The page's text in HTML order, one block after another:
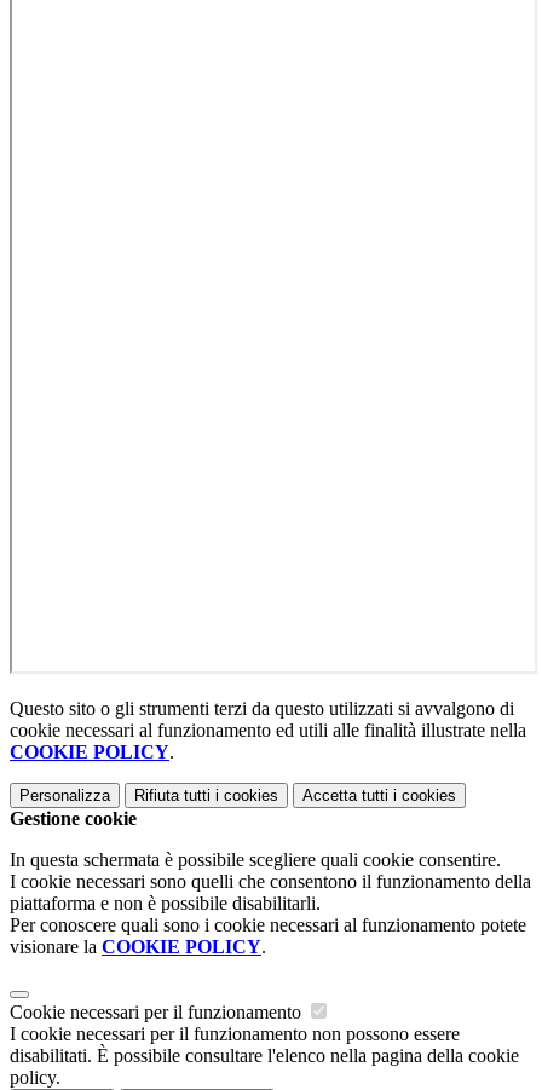
Questo sito o gli strumenti terzi da questo utilizzati si avvalgono di
cookie necessari al funzionamento ed utili alle finalità illustrate nella
COOKIE POLICY.
Personalizza Rifiuta tutti i cookies Accetta tutti i cookies
Gestione cookie
In questa schermata è possibile scegliere quali cookie consentire.
I cookie necessari sono quelli che consentono il funzionamento della
piattaforma e non è possibile disabilitarli.
Per conoscere quali sono i cookie necessari al funzionamento potete
visionare la COOKIE POLICY.
Cookie necessari per il funzionamento
I cookie necessari per il funzionamento non possono essere
disabilitati. È possibile consultare l'elenco nella pagina della cookie
policy.